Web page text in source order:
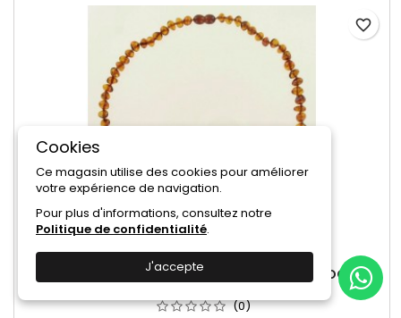
MARQUE:ONWATCH
COLLIER EN AMBRE DE LA BALTIQUE 45CM "BAROQUE"
(0)
favorite_border
Cookies
Ce magasin utilise des cookies pour améliorer
votre expérience de navigation.
Pour plus d'informations, consultez notre
Politique de confidentialité.
J'accepte